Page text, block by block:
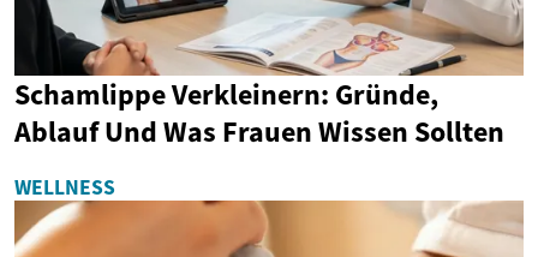
Schamlippe Verkleinern: Gründe,
Ablauf Und Was Frauen Wissen Sollten
WELLNESS